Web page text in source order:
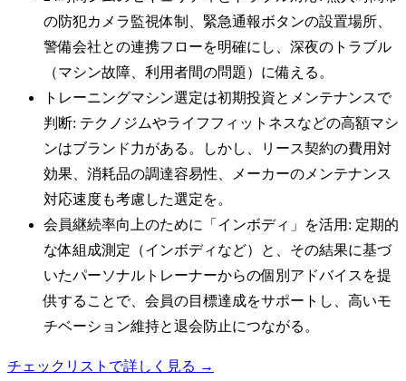
の防犯カメラ監視体制、緊急通報ボタンの設置場所、
警備会社との連携フローを明確にし、深夜のトラブル
（マシン故障、利用者間の問題）に備える。
トレーニングマシン選定は初期投資とメンテナンスで
判断: テクノジムやライフフィットネスなどの高額マシ
ンはブランド力がある。しかし、リース契約の費用対
効果、消耗品の調達容易性、メーカーのメンテナンス
対応速度も考慮した選定を。
会員継続率向上のために「インボディ」を活用: 定期的
な体組成測定（インボディなど）と、その結果に基づ
いたパーソナルトレーナーからの個別アドバイスを提
供することで、会員の目標達成をサポートし、高いモ
チベーション維持と退会防止につながる。
チェックリストで詳しく見る →